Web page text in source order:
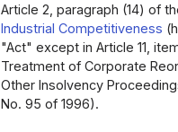
Article 2, paragraph (14) of
Industrial Competitiveness
"Act" except in Article 11,
Treatment of Corporate
Other Insolvency
No. 95 of 1996).